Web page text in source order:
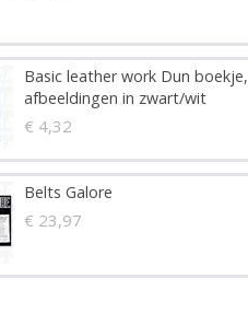
Basic leather work Dun boekje,
afbeeldingen in zwart/wit
€ 4,32
Belts Galore
€ 23,97